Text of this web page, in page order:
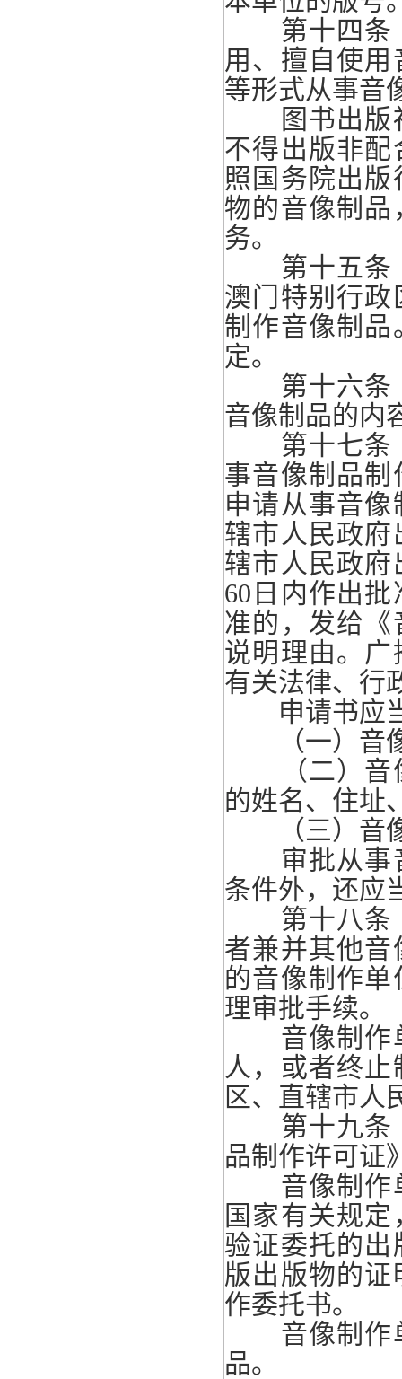
第十四条
用、擅自使
等形式从事音
图书出版社
不得出版非
照国务院出
物的音像制
务。
第十五条
澳门特别行
制作音像制
定。
第十六条
音像制品的内
第十七条
事音像制品
申请从事音
辖市人民政
辖市人民政
60日内作出
准的，发给
说明理由。
有关法律、行
申请书应当
（一）音像
（二）音像
的姓名、住址
（三）音像
审批从事音
条件外，还应
第十八条
者兼并其他
的音像制作
理审批手续。
音像制作单
人，或者终
区、直辖市人
第十九条
品制作许可证
音像制作单
国家有关规
验证委托的
版出版物的
作委托书。
音像制作单
品。